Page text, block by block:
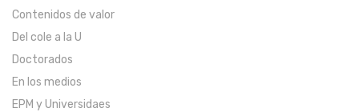
Contenidos de valor
Del cole a la U
Doctorados
En los medios
EPM y Universidaes